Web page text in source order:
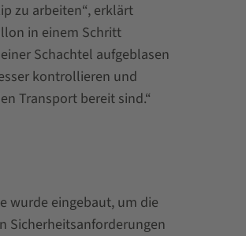
zu arbeiten“, erklärt
in einem Schritt
Schachtel aufgeblasen
kontrollieren und
Transport bereit sind.“
wurde eingebaut, um die
Sicherheitsanforderungen